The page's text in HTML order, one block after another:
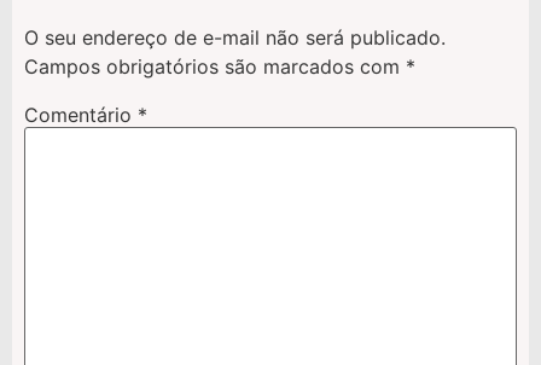
O seu endereço de e-mail não será publicado.
Campos obrigatórios são marcados com *
Comentário *